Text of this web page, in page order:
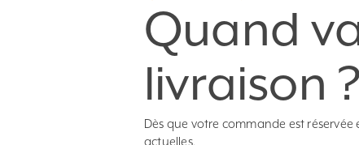
Quand
livraison ?
Dès que votre commande est
actuelles.